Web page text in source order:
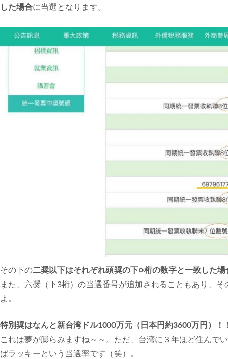
した場合に当選となります。
その下の二奨以下はそれぞれ頭奨の下○桁の数字と一致した場
また、六奨（下3桁）の当選番号が追加されることもあり、
よ。
特別奨はなんと新台湾ドル1000万元（日本円約3600万円）！
これは夢が膨らみますね～～。ただ、台湾に３年ほど住んで
ばラッキーという当選率です（笑）。